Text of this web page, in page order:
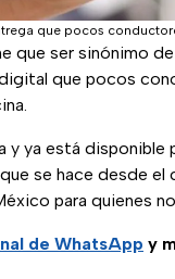
que pocos
que ser sinónimo de
que pocos
y ya está disponible
se hace desde el
para quienes
de WhatsApp y